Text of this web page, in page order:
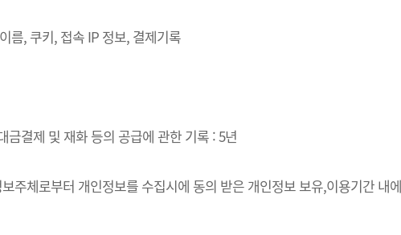
름, 쿠키, 접속 IP 정보, 결제기록
결제 및 재화 등의 공급에 관한 기록 : 5년
주체로부터 개인정보를 수집시에 동의 받은 개인정보 보유,이용기간 내